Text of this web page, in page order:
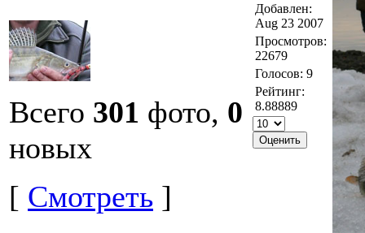
Всего 301 фото, 0
новых
[ Смотреть ]
Добавлен:
Aug 23 2007
Просмотров:
22679
Голосов: 9
Рейтинг:
8.88889